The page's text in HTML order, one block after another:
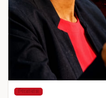
শিরোনাম